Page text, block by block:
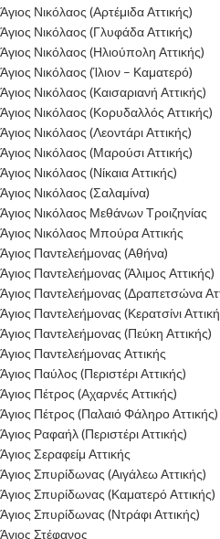
Άγιος Νικόλαος (Αρτέμιδα Αττικής)
Άγιος Νικόλαος (Γλυφάδα Αττικής)
Άγιος Νικόλαος (Ηλιούπολη Αττικής)
Άγιος Νικόλαος (Ίλιον – Καματερό)
Άγιος Νικόλαος (Καισαριανή Αττικής)
Άγιος Νικόλαος (Κορυδαλλός Αττικής)
Άγιος Νικόλαος (Λεοντάρι Αττικής)
Άγιος Νικόλαος (Μαρούσι Αττικής)
Άγιος Νικόλαος (Νίκαια Αττικής)
Άγιος Νικόλαος (Σαλαμίνα)
Άγιος Νικόλαος Μεθάνων Τροιζηνίας
Άγιος Νικόλαος Μπούρα Αττικής
Άγιος Παντελεήμονας (Αθήνα)
Άγιος Παντελεήμονας (Άλιμος Αττικής)
Άγιος Παντελεήμονας (Δραπετσώνα
Άγιος Παντελεήμονας (Κερατσίνι
Άγιος Παντελεήμονας (Πεύκη Αττικής)
Άγιος Παντελεήμονας Αττικής
Άγιος Παύλος (Περιστέρι Αττικής)
Άγιος Πέτρος (Αχαρνές Αττικής)
Άγιος Πέτρος (Παλαιό Φάληρο Αττικής)
Άγιος Ραφαήλ (Περιστέρι Αττικής)
Άγιος Σεραφείμ Αττικής
Άγιος Σπυρίδωνας (Αιγάλεω Αττικής)
Άγιος Σπυρίδωνας (Καματερό Αττικής)
Άγιος Σπυρίδωνας (Ντράφι Αττικής)
Άγιος Στέφανος